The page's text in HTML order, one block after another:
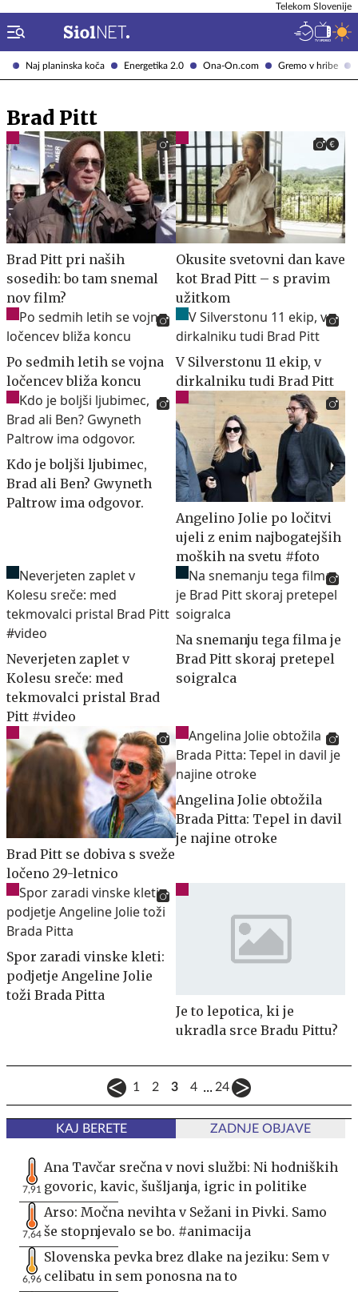
Naj planinska koča Energetika 2.0 Ona-On.com Gremo v hribe
Telekom Slovenije
Brad Pitt
Brad Pitt pri naših
sosedih: bo tam snemal
nov film?
Okusite svetovni dan kave
kot Brad Pitt – s pravim
užitkom
Po sedmih letih se vojna
ločencev bliža koncu
V Silverstonu 11 ekip, v
dirkalniku tudi Brad Pitt
Kdo je boljši ljubimec,
Brad ali Ben? Gwyneth
Paltrow ima odgovor.
Angelino Jolie po ločitvi
ujeli z enim najbogatejših
moških na svetu #foto
Neverjeten zaplet v
Kolesu sreče: med
tekmovalci pristal Brad
Pitt #video
Na snemanju tega filma je
Brad Pitt skoraj pretepel
soigralca
Brad Pitt se dobiva s sveže
ločeno 29-letnico
Angelina Jolie obtožila
Brada Pitta: Tepel in davil
je najine otroke
Spor zaradi vinske kleti:
podjetje Angeline Jolie
toži Brada Pitta
Je to lepotica, ki je
ukradla srce Bradu Pittu?
1 2 3 4 ... 24
KAJ BERETE ZADNJE OBJAVE
7,91
Ana Tavčar srečna v novi službi: Ni hodniških
govoric, kavic, šušljanja, igric in politike
7,64
Arso: Močna nevihta v Sežani in Pivki. Samo
še stopnjevalo se bo. #animacija
6,96
Slovenska pevka brez dlake na jeziku: Sem v
celibatu in sem ponosna na to